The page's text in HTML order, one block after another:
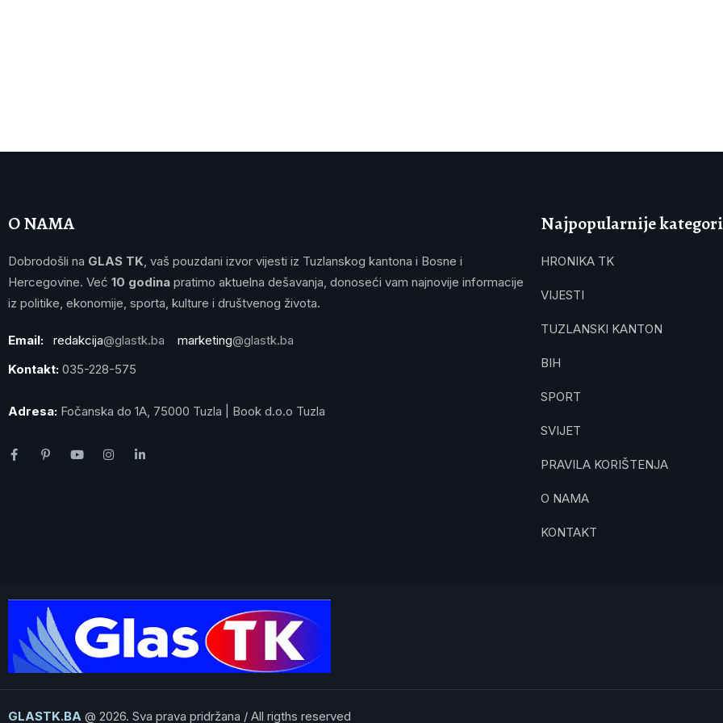
O NAMA
Dobrodošli na GLAS TK, vaš pouzdani izvor vijesti iz Tuzlanskog kantona i Bosne i
Hercegovine. Već 10 godina pratimo aktuelna dešavanja, donoseći vam najnovije informacije
iz politike, ekonomije, sporta, kulture i društvenog života.
Email: redakcija@glastk.ba marketing@glastk.ba
Kontakt: 035-228-575
Adresa: Fočanska do 1A, 75000 Tuzla | Book d.o.o Tuzla
Najpopularnije
HRONIKA TK
VIJESTI
TUZLANSKI KANTON
BIH
SPORT
SVIJET
PRAVILA KORIŠTENJA
O NAMA
KONTAKT
GLASTK.BA @ 2026. Sva prava pridržana / All rigths reserved